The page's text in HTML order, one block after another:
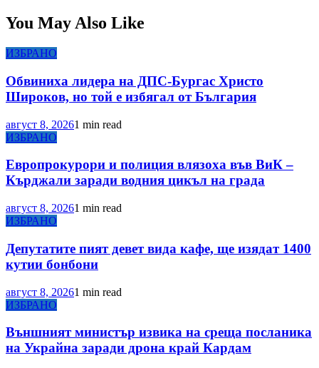
You May Also Like
ИЗБРАНО
Обвиниха лидера на ДПС-Бургас Христо
Широков, но той е избягал от България
август 8, 20261 min read
ИЗБРАНО
Европрокурори и полиция влязоха във ВиК –
Кърджали заради водния цикъл на града
август 8, 20261 min read
ИЗБРАНО
Депутатите пият девет вида кафе, ще изядат 1400
кутии бонбони
август 8, 20261 min read
ИЗБРАНО
Външният министър извика на среща посланика
на Украйна заради дрона край Кардам